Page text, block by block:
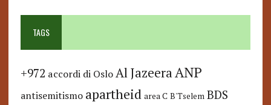
TAGS
+972 accordi di Oslo Al JazeeraANP
antisemitismo apartheid area C B'Tselem BDS